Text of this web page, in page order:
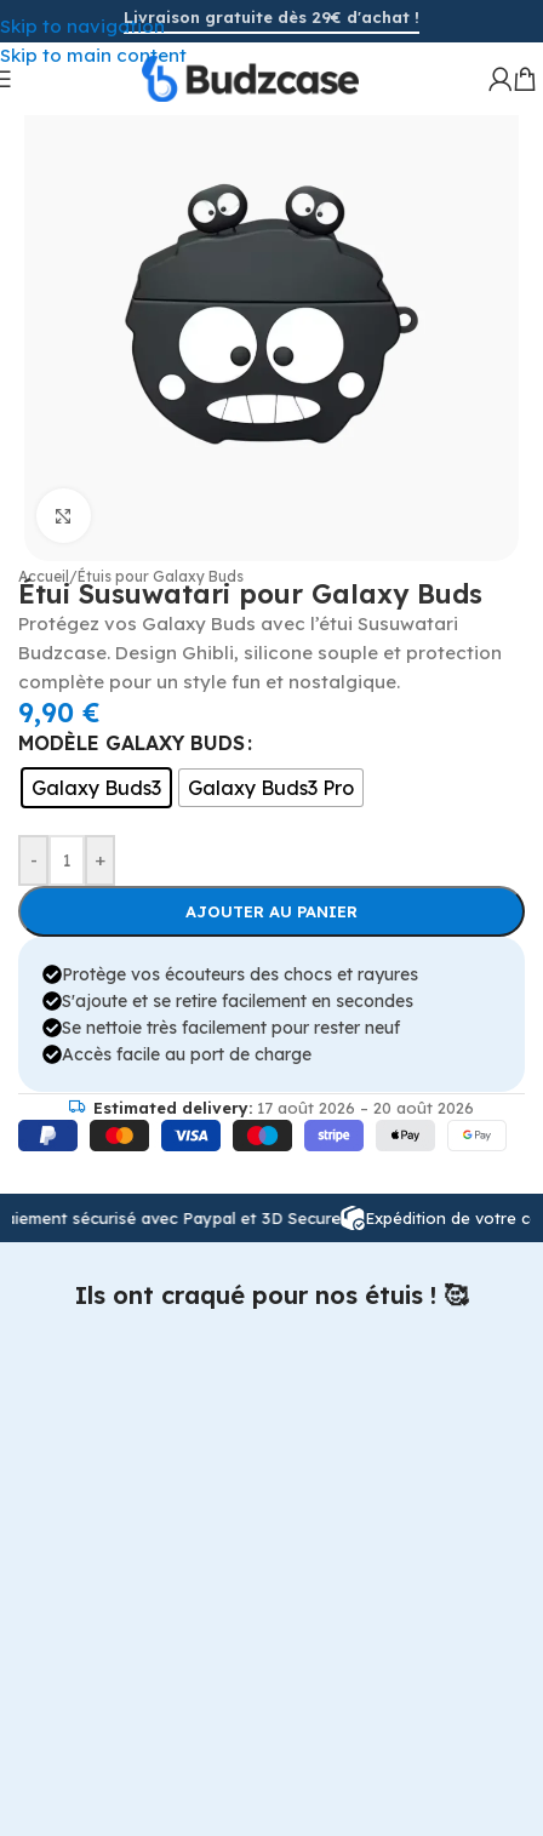
Skip to navigation
Skip to main content
Livraison gratuite dès 29€ d'achat !
Accueil /Étuis pour Galaxy Buds
Étui Susuwatari pour Galaxy Buds
Protégez vos Galaxy Buds avec l’étui Susuwatari
Budzcase. Design Ghibli, silicone souple et protection
complète pour un style fun et nostalgique.
9,90 €
MODÈLE GALAXY BUDS
Galaxy Buds3
Galaxy Buds3 Pro
- +
AJOUTER AU PANIER
Protège vos écouteurs des chocs et rayures
S'ajoute et se retire facilement en secondes
Se nettoie très facilement pour rester neuf
Accès facile au port de charge
Estimated delivery:17 août 2026 – 20 août 2026
sécurisé avec Paypal et 3D Secure Expédition de votre
Ils ont craqué pour nos étuis ! 🥰